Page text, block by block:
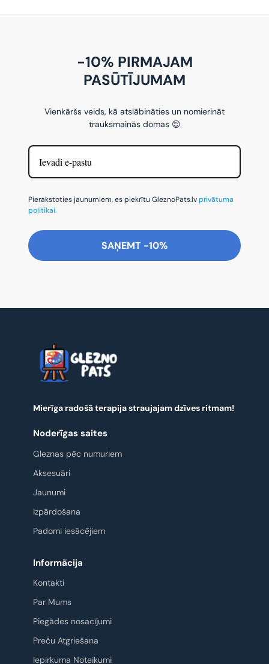
-10% PIRMAJAM
PASŪTĪJUMAM
Vienkāršs veids, kā atslābināties un nomierināt
trauksmainās domas 😌
Pierakstoties jaunumiem, es piekrītu GleznoPats.lvprivātuma
politikai.
SAŅEMT -10%
Mierīga radošā terapija straujajam dzīves ritmam!
Noderīgas saites
Gleznas pēc numuriem
Aksesuāri
Jaunumi
Izpārdošana
Padomi iesācējiem
Informācija
Kontakti
Par Mums
Piegādes nosacījumi
Preču Atgriešana
Iepirkuma Noteikumi